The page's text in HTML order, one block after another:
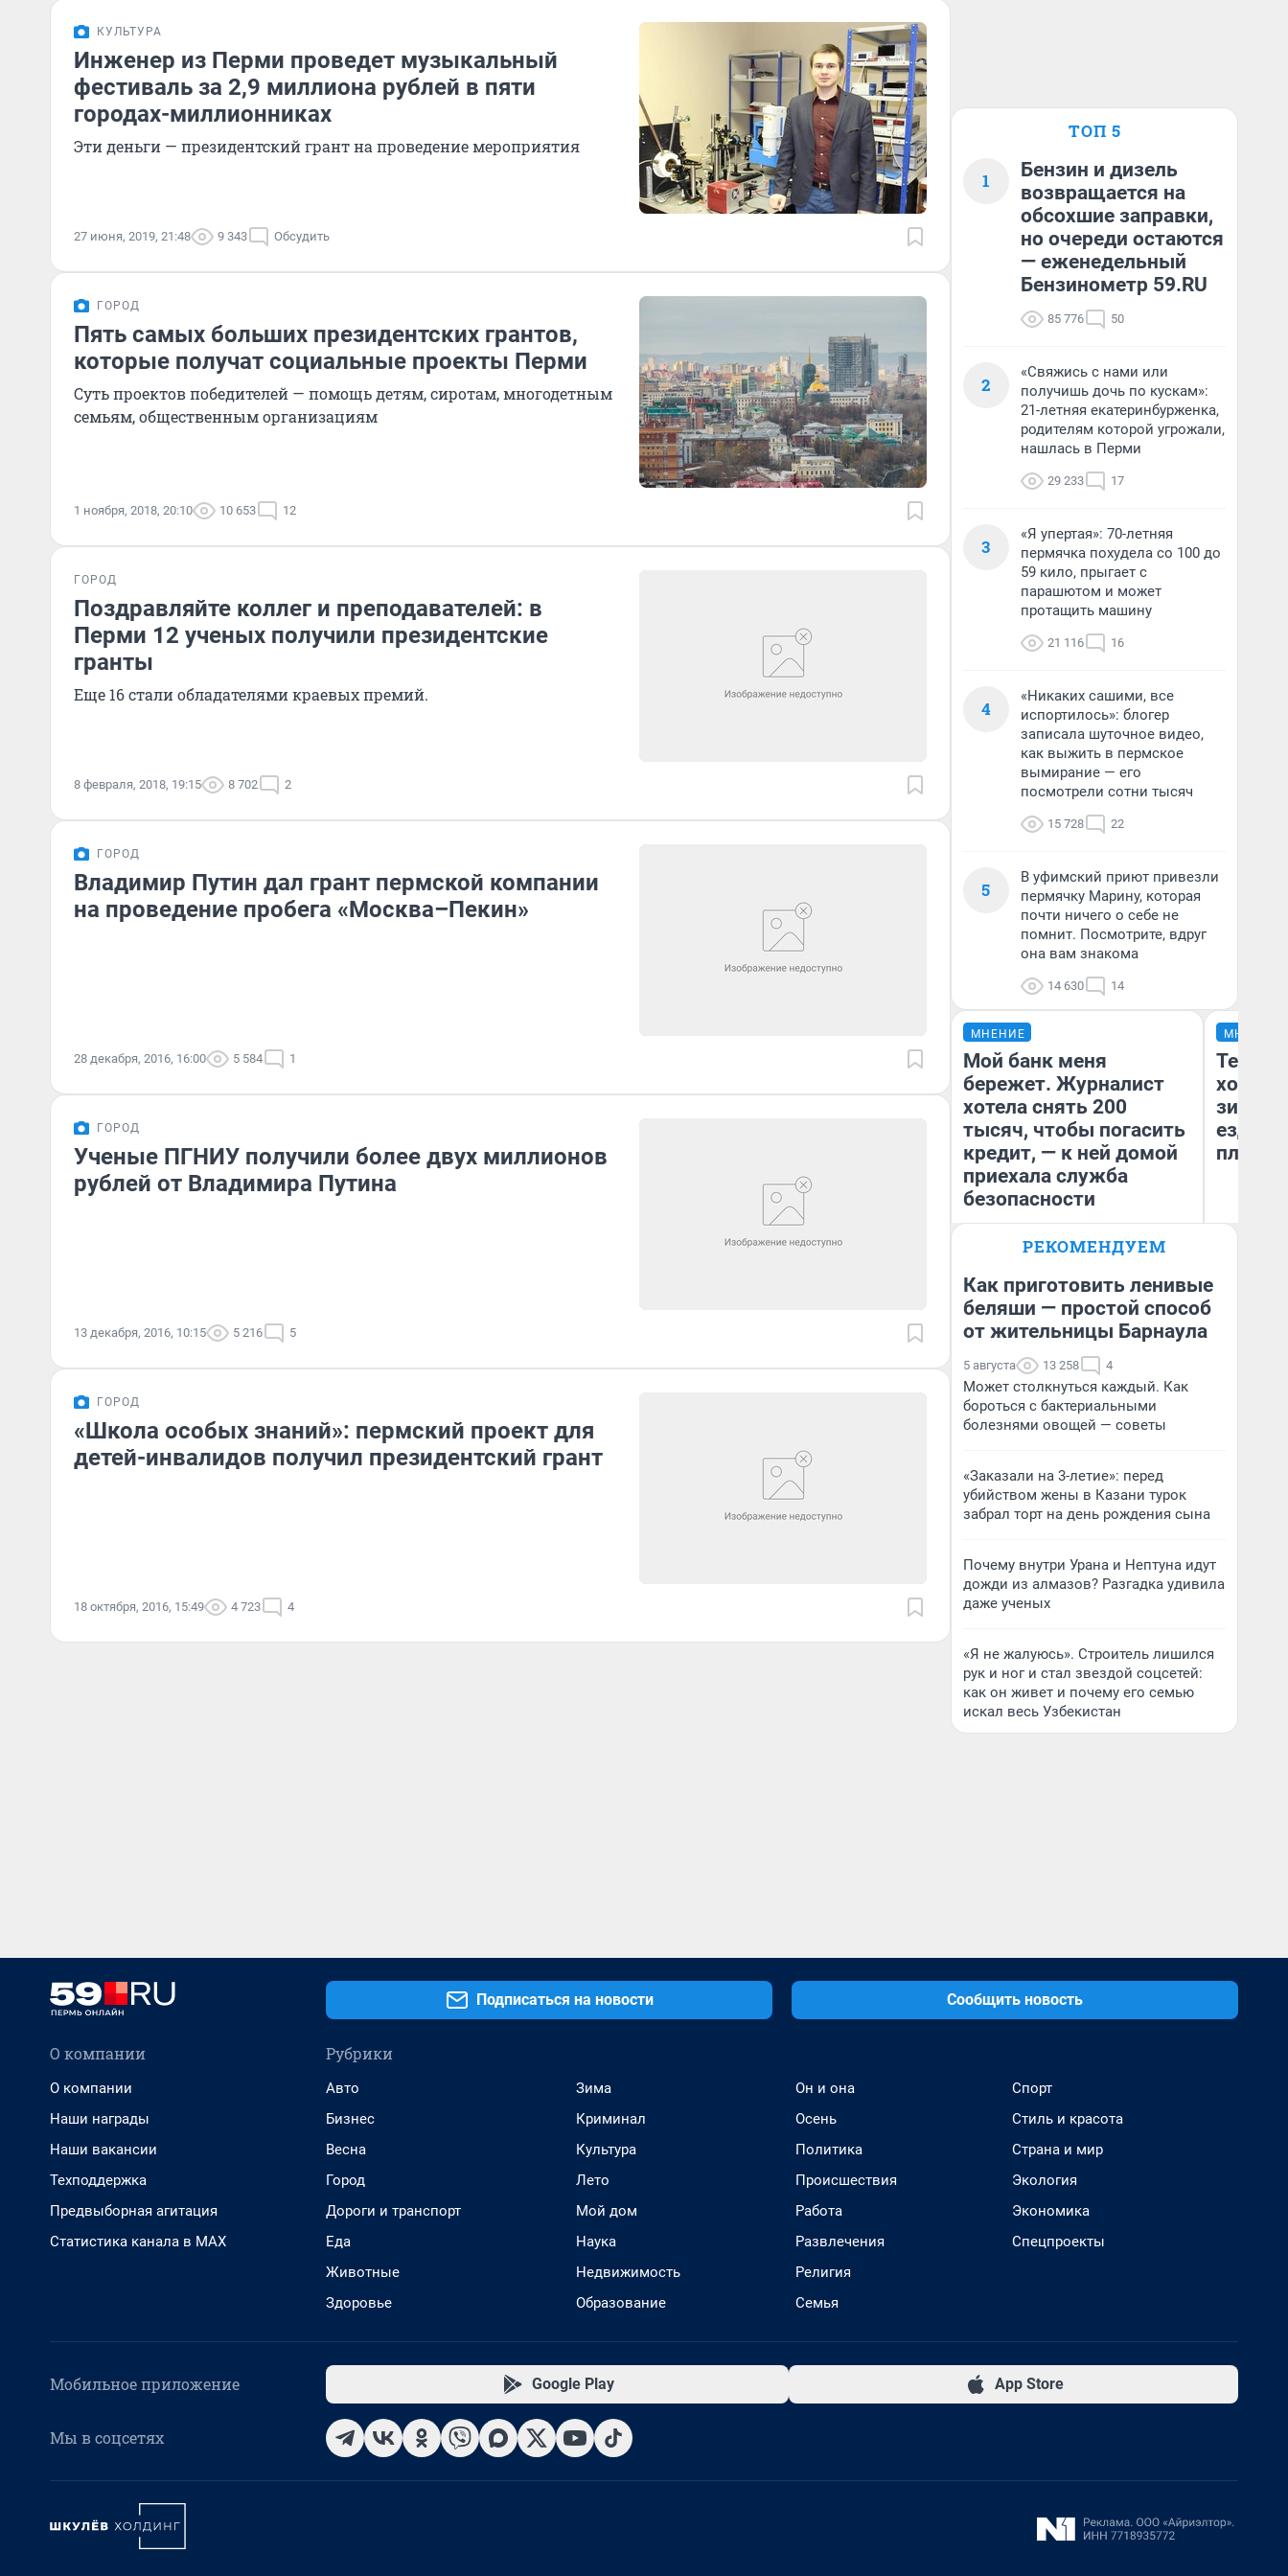
КУЛЬТУРА
Инженер из Перми проведет музыкальный
фестиваль за 2,9 миллиона рублей в пяти
городах-миллионниках
Эти деньги — президентский грант на проведение мероприятия
27 июня, 2019, 21:48 9 343 Обсудить
ГОРОД
Пять самых больших президентских грантов,
которые получат социальные проекты Перми
Суть проектов победителей — помощь детям, сиротам, многодетным
семьям, общественным организациям
1 ноября, 2018, 20:10 10 653 12
ГОРОД
Поздравляйте коллег и преподавателей: в
Перми 12 ученых получили президентские
гранты
Еще 16 стали обладателями краевых премий.
8 февраля, 2018, 19:15 8 702 2
ГОРОД
Владимир Путин дал грант пермской компании
на проведение пробега «Москва–Пекин»
28 декабря, 2016, 16:00 5 584 1
ГОРОД
Ученые ПГНИУ получили более двух миллионов
рублей от Владимира Путина
13 декабря, 2016, 10:15 5 216 5
ГОРОД
«Школа особых знаний»: пермский проект для
детей-инвалидов получил президентский грант
18 октября, 2016, 15:49 4 723 4
ТОП 5
1
Бензин и дизель
возвращается на
обсохшие заправки,
но очереди остаются
— еженедельный
Бензинометр 59.RU
85 776 50
2
«Свяжись с нами или
получишь дочь по кускам»:
21-летняя екатеринбурженка,
родителям которой угрожали,
нашлась в Перми
29 233 17
3
«Я упертая»: 70-летняя
пермячка похудела со 100 до
59 кило, прыгает с
парашютом и может
протащить машину
21 116 16
4
«Никаких сашими, все
испортилось»: блогер
записала шуточное видео,
как выжить в пермское
вымирание — его
посмотрели сотни тысяч
15 728 22
5
В уфимский приют привезли
пермячку Марину, которая
почти ничего о себе не
помнит. Посмотрите, вдруг
она вам знакома
14 630 14
МНЕНИЕ
Мой банк меня
бережет. Журналист
хотела снять 200
тысяч, чтобы погасить
кредит, — к ней домой
приехала служба
безопасности
Ксения Владимирская
МНЕНИЕ
Тепло
зимой.
ездит
плюсы
РЕКОМЕНДУЕМ
Как приготовить ленивые
беляши — простой способ
от жительницы Барнаула
5 августа 13 258 4
Может столкнуться каждый. Как
бороться с бактериальными
болезнями овощей — советы
«Заказали на 3-летие»: перед
убийством жены в Казани турок
забрал торт на день рождения сына
Почему внутри Урана и Нептуна идут
дожди из алмазов? Разгадка удивила
даже ученых
«Я не жалуюсь». Строитель лишился
рук и ног и стал звездой соцсетей:
как он живет и почему его семью
искал весь Узбекистан
Подписаться на новости Сообщить новость
О компании
О компании
Наши награды
Наши вакансии
Техподдержка
Предвыборная агитация
Статистика канала в MAX
Рубрики
Авто
Бизнес
Весна
Город
Дороги и транспорт
Еда
Животные
Здоровье
Зима
Криминал
Культура
Лето
Мой дом
Наука
Недвижимость
Образование
Он и она
Осень
Политика
Происшествия
Работа
Развлечения
Религия
Семья
Спорт
Стиль и красота
Страна и мир
Экология
Экономика
Спецпроекты
Мобильное приложение Google Play App Store
Мы в соцсетях